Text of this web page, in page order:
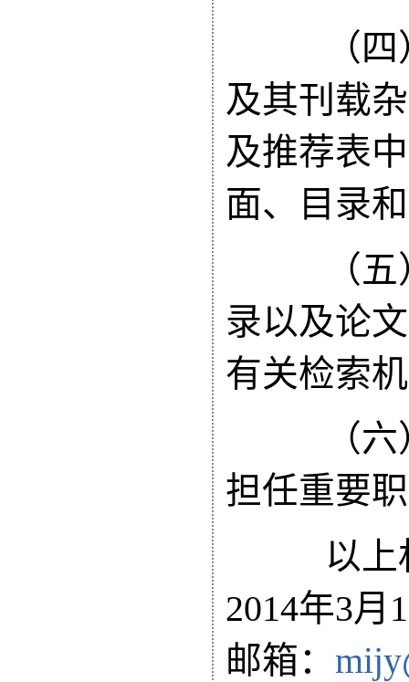
（四
及其刊载
及推荐表
面、目录
（五）
录以及论
有关检索
（六）
担任重要
以上材
2014年3月
邮箱：